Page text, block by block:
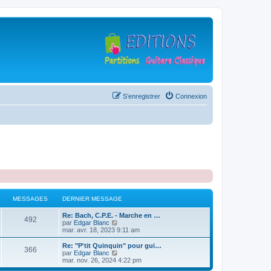
Connexion
S’enregistrer
MESSAGES DERNIER MESSAGE
492M
s
s
D
e
r
n
i
e
r
Re: Bach, C.P.E. - Marche en …
par Edgar Blanc
o
i
r
e
mar. avr. 18, 2023 9:11 am
366M
D
e
r
n
Re: "P'tit Quinquin" pour gui…
par Edgar Blanc
o
i
mar. nov. 26, 2024 4:22 pm